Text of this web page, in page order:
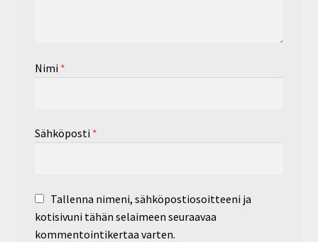
Nimi *
Sähköposti *
Tallenna nimeni, sähköpostiosoitteeni ja
kotisivuni tähän selaimeen seuraavaa
kommentointikertaa varten.